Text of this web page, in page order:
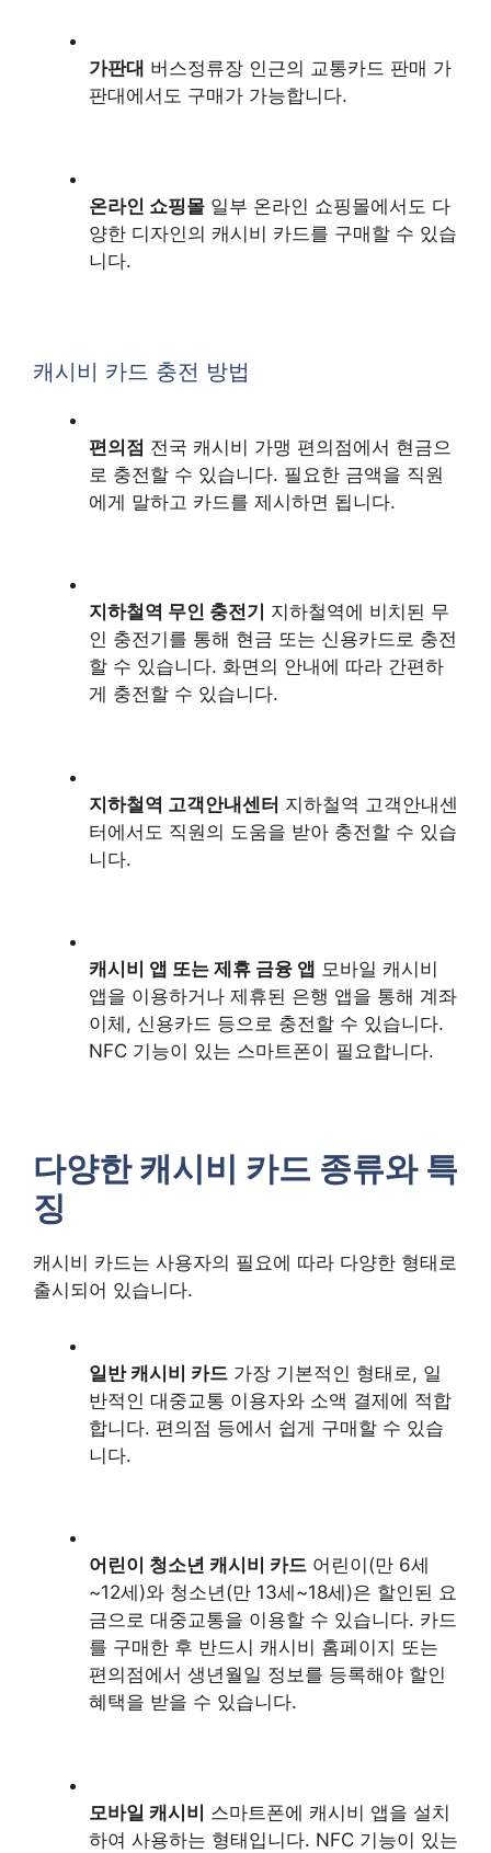
가판대 버스정류장 인근의 교통카드 판매 가
판대에서도 구매가 가능합니다.
온라인 쇼핑몰 일부 온라인 쇼핑몰에서도 다
양한 디자인의 캐시비 카드를 구매할 수 있습
니다.
캐시비 카드 충전 방법
편의점 전국 캐시비 가맹 편의점에서 현금으
로 충전할 수 있습니다. 필요한 금액을 직원
에게 말하고 카드를 제시하면 됩니다.
지하철역 무인 충전기
지하철역에 비치된 무
인 충전기를 통해 현금 또는 신용카드로 충전
할 수 있습니다. 화면의 안내에 따라 간편하
게 충전할 수 있습니다.
지하철역 고객안내센터 지하철역 고객안내센
터에서도 직원의 도움을 받아 충전할 수 있습
니다.
캐시비 앱 또는 제휴 금융 앱 모바일 캐시비
앱을 이용하거나 제휴된 은행 앱을 통해 계좌
이체, 신용카드 등으로 충전할 수 있습니다.
NFC 기능이 있는 스마트폰이 필요합니다.
다양한 캐시비 카드 종류와 특
징
캐시비 카드는 사용자의 필요에 따라 다양한 형태로
출시되어 있습니다.
일반 캐시비 카드 가장 기본적인 형태로, 일
반적인 대중교통 이용자와 소액 결제에 적합
합니다. 편의점 등에서 쉽게 구매할 수 있습
니다.
어린이 청소년 캐시비 카드 어린이(만 6세
~12세)와 청소년(만 13세~18세)은 할인된 요
금으로 대중교통을 이용할 수 있습니다. 카드
를 구매한 후 반드시 캐시비 홈페이지 또는
편의점에서 생년월일 정보를 등록해야 할인
혜택을 받을 수 있습니다.
모바일 캐시비 스마트폰에 캐시비 앱을 설치
하여 사용하는 형태입니다. NFC 기능이 있는